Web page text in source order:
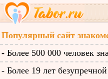
Популярный сайт
- Более 500 000 человек
- Более 19 лет